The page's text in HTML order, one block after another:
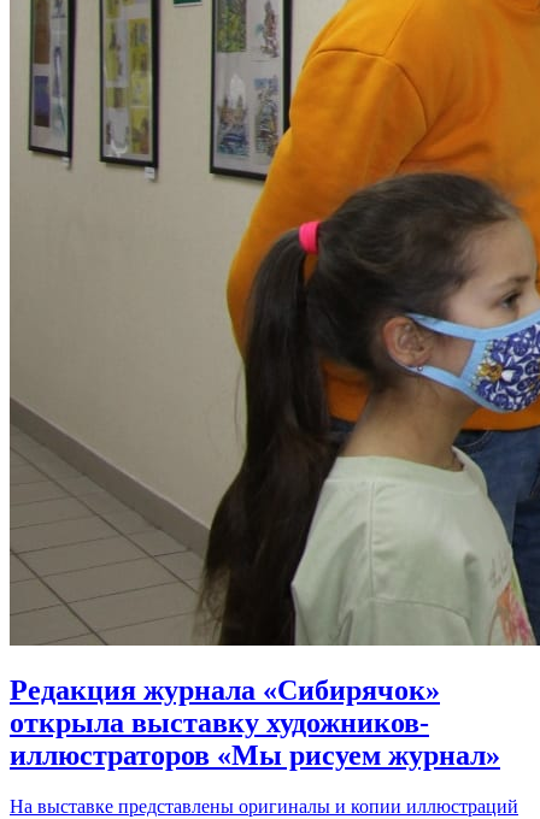
Редакция журнала «Сибирячок»
открыла выставку художников-
иллюстраторов «Мы рисуем журнал»
На выставке представлены оригиналы и копии иллюстраций